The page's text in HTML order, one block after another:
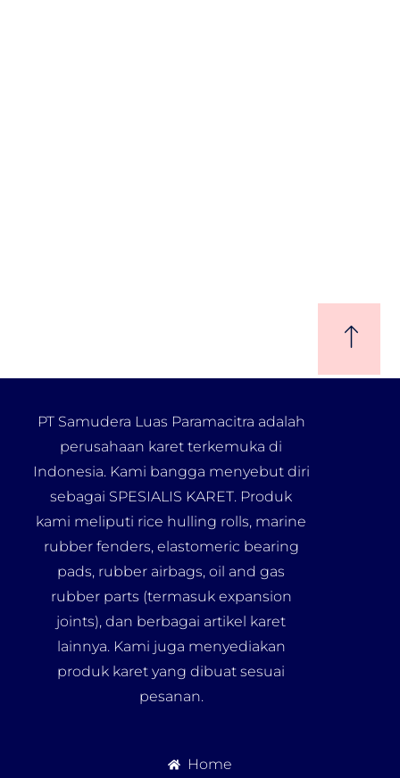
PT Samudera Luas Paramacitra adalah
perusahaan karet terkemuka di
Indonesia. Kami bangga menyebut diri
sebagai SPESIALIS KARET. Produk
kami meliputi rice hulling rolls, marine
rubber fenders, elastomeric bearing
pads, rubber airbags, oil and gas
rubber parts (termasuk expansion
joints), dan berbagai artikel karet
lainnya. Kami juga menyediakan
produk karet yang dibuat sesuai
pesanan.
Home